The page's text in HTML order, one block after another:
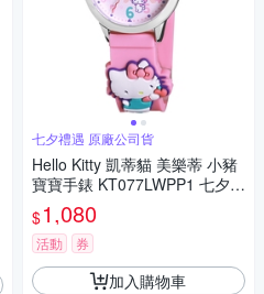
七夕禮遇 原廠公司貨
Hello Kitty 凱蒂貓 美樂蒂 小豬
寶寶手錶 KT077LWPP1 七夕寵
愛季 送禮推薦
$1,080
活動 券
加入購物車